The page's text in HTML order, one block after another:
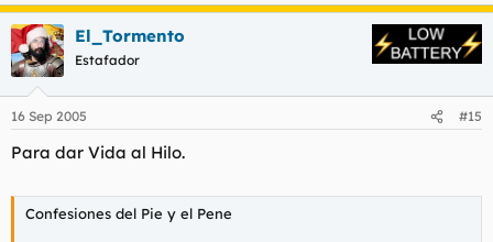
El_Tormento
Estafador
16 Sep 2005 #15
Para dar Vida al Hilo.
Confesiones del Pie y el Pene